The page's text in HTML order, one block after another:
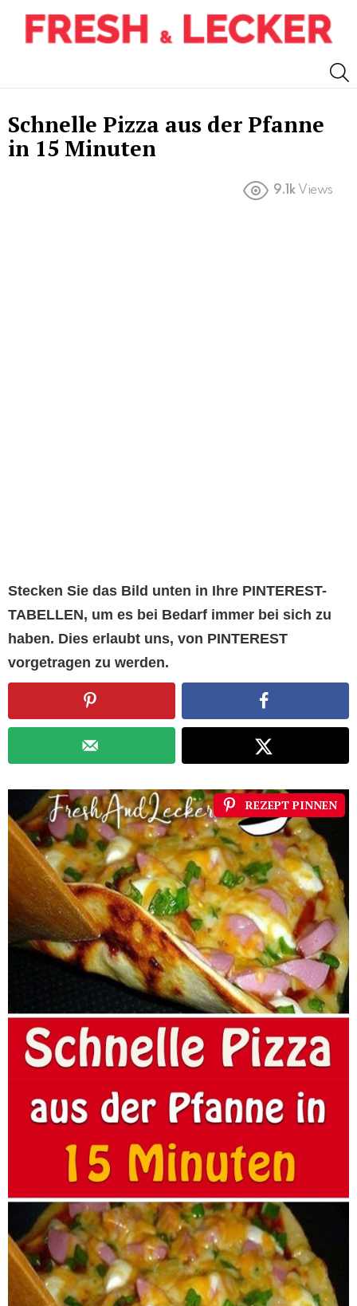
Schnelle Pizza aus der Pfanne
in 15 Minuten
9.1k Views
Stecken Sie das Bild unten in Ihre PINTEREST-
TABELLEN, um es bei Bedarf immer bei sich zu
haben. Dies erlaubt uns, von PINTEREST
vorgetragen zu werden.
REZEPT PINNEN